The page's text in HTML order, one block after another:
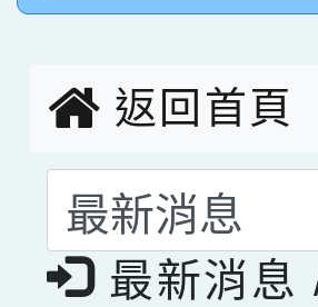
返回首頁
選擇後頁面
最新消息